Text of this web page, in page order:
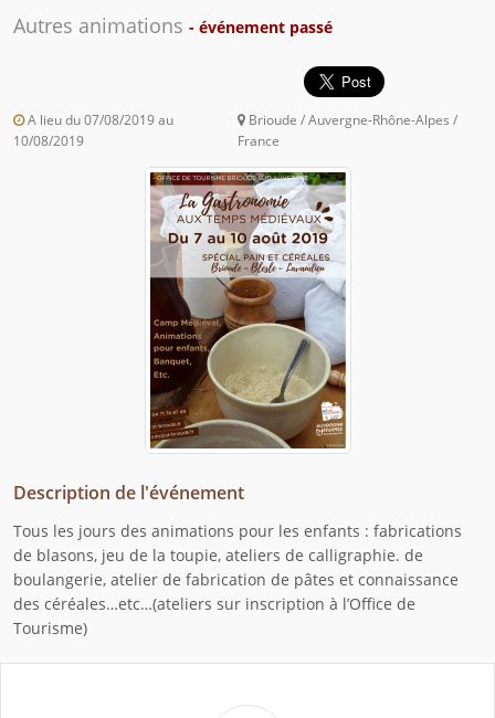
Autres animations - événement passé
A lieu du 07/08/2019 au
10/08/2019
Brioude / Auvergne-Rhône-Alpes /
France
Description de l'événement
Tous les jours des animations pour les enfants : fabrications
de blasons, jeu de la toupie, ateliers de calligraphie. de
boulangerie, atelier de fabrication de pâtes et connaissance
des céréales…etc…(ateliers sur inscription à l’Office de
Tourisme)